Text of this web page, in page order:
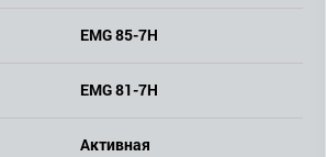
EMG 85-7H
EMG 81-7H
Активная